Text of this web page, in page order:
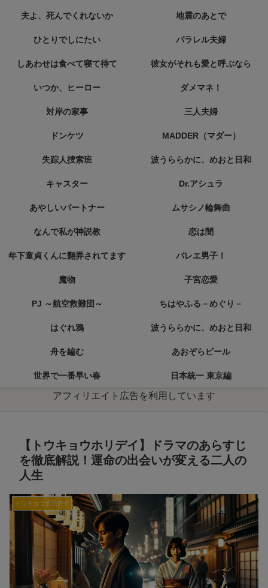
夫よ、死んでくれないか 地震のあとで
ひとりでしにたい パラレル夫婦
しあわせは食べて寝て待て 彼女がそれも愛と呼ぶなら
いつか、ヒーロー ダメマネ！
対岸の家事 三人夫婦
ドンケツ MADDER（マダー）
失踪人捜索班 波うららかに、めおと日和
キャスター Dr.アシュラ
あやしいパートナー ムサシノ輪舞曲
なんで私が神説教 恋は闇
年下童貞くんに翻弄されてます バレエ男子！
魔物 子宮恋愛
PJ ～航空救難団～ ちはやふる－めぐり－
はぐれ鴉 波うららかに、めおと日和
舟を編む あおぞらビール
世界で一番早い春 日本統一 東京編
アフィリエイト広告を利用しています
【トウキョウホリデイ】ドラマのあらすじ
を徹底解説！運命の出会いが変える二人の
人生
トウキョウホリデイ